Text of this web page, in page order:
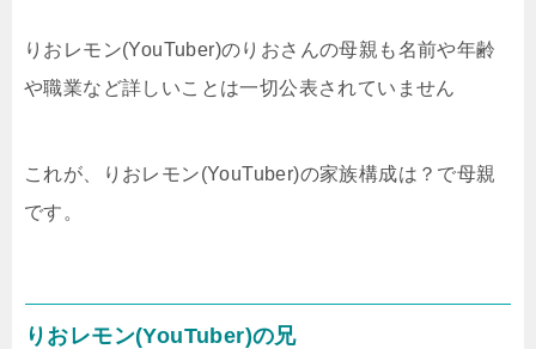
りおレモン(YouTuber)のりおさんの母親も名前や年齢
や職業など詳しいことは一切公表されていません
これが、りおレモン(YouTuber)の家族構成は？で母親
です。
りおレモン(YouTuber)の兄